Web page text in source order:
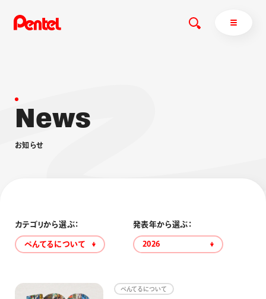
商品を探す
ブラッシュ（筆）
その他
採用情報
運営会社
News
お知 らせ
カテゴリから選ぶ：
ぺんてるについて
発表年から選ぶ：
2026
ぺんてるについて